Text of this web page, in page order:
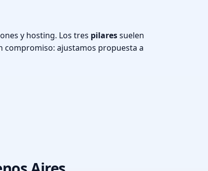
y hosting. Los tres pilaressuelen
compromiso: ajustamos propuesta a